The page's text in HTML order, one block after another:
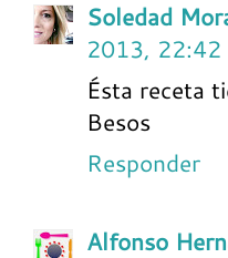
Soledad
2013, 22:42
Ésta receta
Besos
Responder
Alfonso